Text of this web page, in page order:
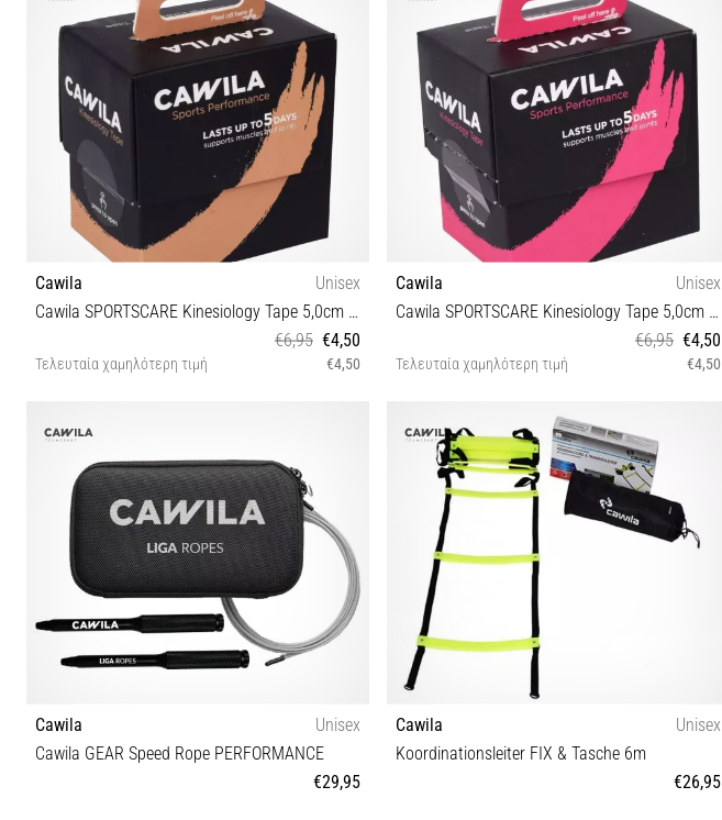
Cawila
Unisex
Cawila SPORTSCARE Kinesiology Tape 5,0cm x 5m |
€6,95 €4,50
Τελευταία χαμηλότερη τιμή €4,50
Cawila
Unisex
Cawila SPORTSCARE Kinesiology Tape 5,0cm x 5m |
€6,95 €4,50
Τελευταία χαμηλότερη τιμή €4,50
One size
Cawila
Unisex
Cawila GEAR Speed Rope PERFORMANCE
€29,95
Cawila
Unisex
Koordinationsleiter FIX & Tasche 6m
€26,95